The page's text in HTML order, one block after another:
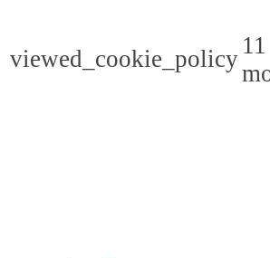
viewed_cookie_policy 11